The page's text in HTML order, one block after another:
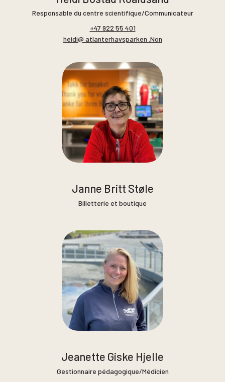
Responsable du centre scientifique/Communicateur
+47 922 55 401
heidi@ atlanterhavsparken .Non
Janne Britt Støle
Billetterie et boutique
Jeanette Giske Hjelle
Gestionnaire pédagogique/Médicien